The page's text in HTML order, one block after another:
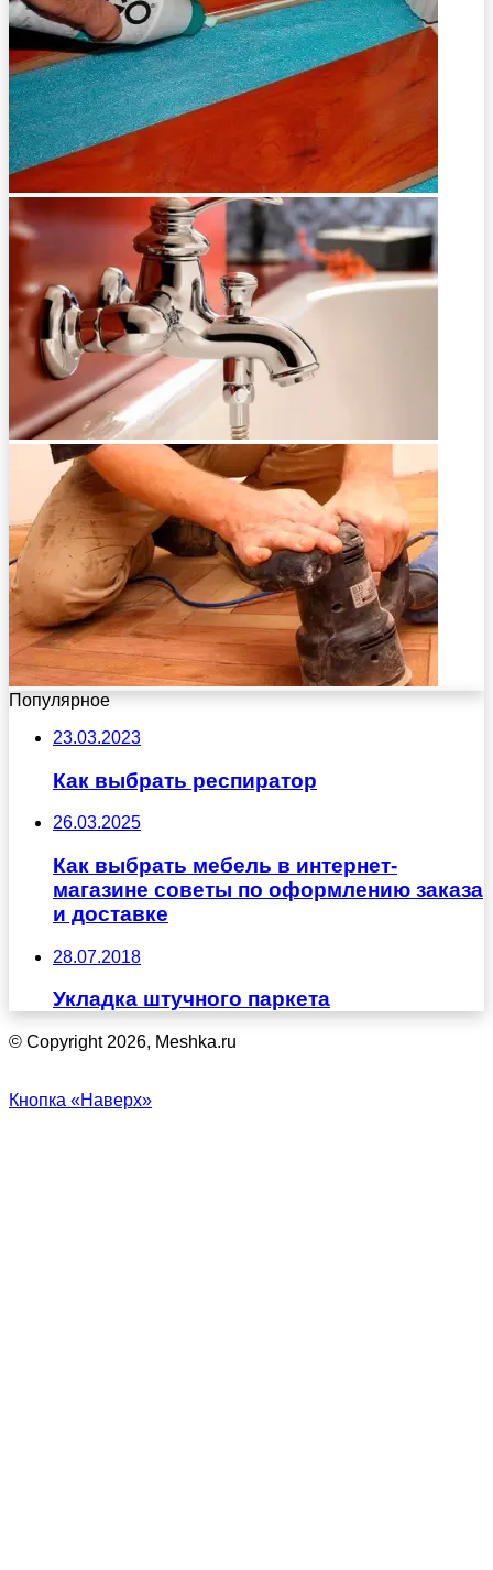
Популярное
23.03.2023
Как выбрать респиратор
26.03.2025
Как выбрать мебель в интернет-
магазине советы по оформлению заказа
и доставке
28.07.2018
Укладка штучного паркета
© Copyright 2026, Meshka.ru
Кнопка «Наверх»